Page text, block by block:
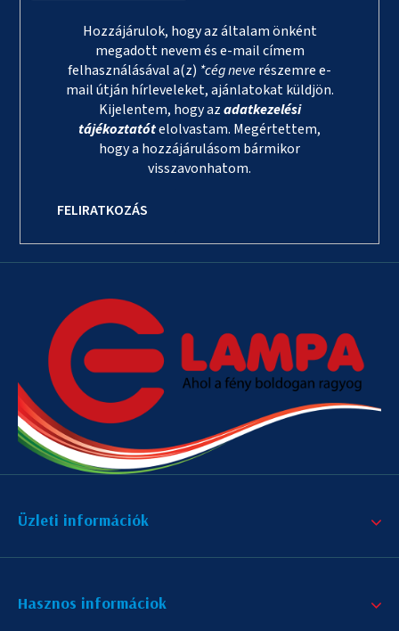
Hozzájárulok, hogy az általam önként
megadott nevem és e-mail címem
felhasználásával a(z) *cég neverészemre e-
mail útján hírleveleket, ajánlatokat küldjön.
Kijelentem, hogy azadatkezelési
tájékoztatótelolvastam. Megértettem,
hogy a hozzájárulásom bármikor
visszavonhatom.
FELIRATKOZÁS
Üzleti információk
Hasznos informáciok